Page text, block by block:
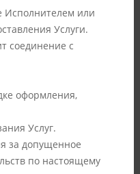
Исполнителем или
Услуги.
соединение с
оформления,
Услуг.
за допущенное
по настоящему